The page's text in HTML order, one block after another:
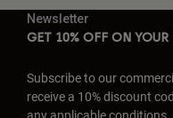
Newsletter
GET 10% OFF ON YOUR
Subscribe to our
receive a 10% discount